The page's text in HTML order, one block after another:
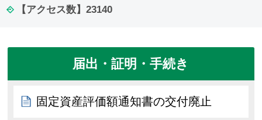
【アクセス数】 23140
届出・証明・手続き
固定資産評価額通知書の交付廃止